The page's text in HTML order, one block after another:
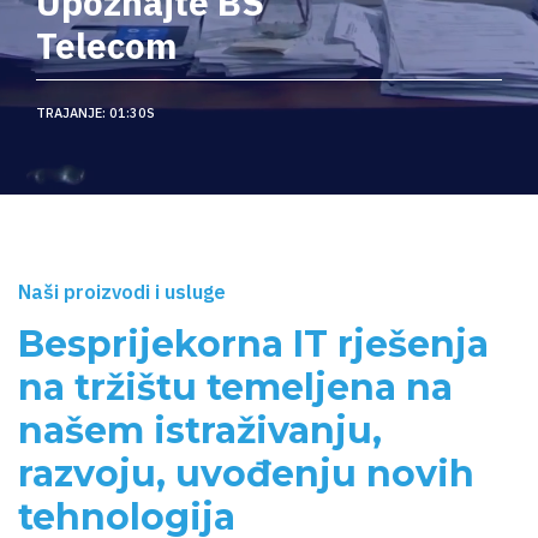
Telecom
TRAJANJE: 01:30S
Naši proizvodi i usluge
Besprijekorna IT rješenja
na tržištu temeljena na
našem istraživanju,
razvoju, uvođenju novih
tehnologija